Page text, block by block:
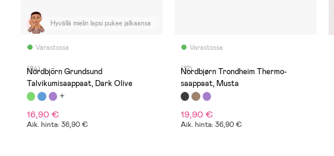
Varastossa
Hyvällä mielin lapsi pukee jalkaansa
(94)
Nordbjörn Grundsund
Talvikumisaappaat, Dark Olive
16,90 €
Aik. hinta: 36,90 €
Varastossa
(12)
Nordbjørn Trondheim Thermo-
saappaat, Musta
19,90 €
Aik. hinta: 36,90 €